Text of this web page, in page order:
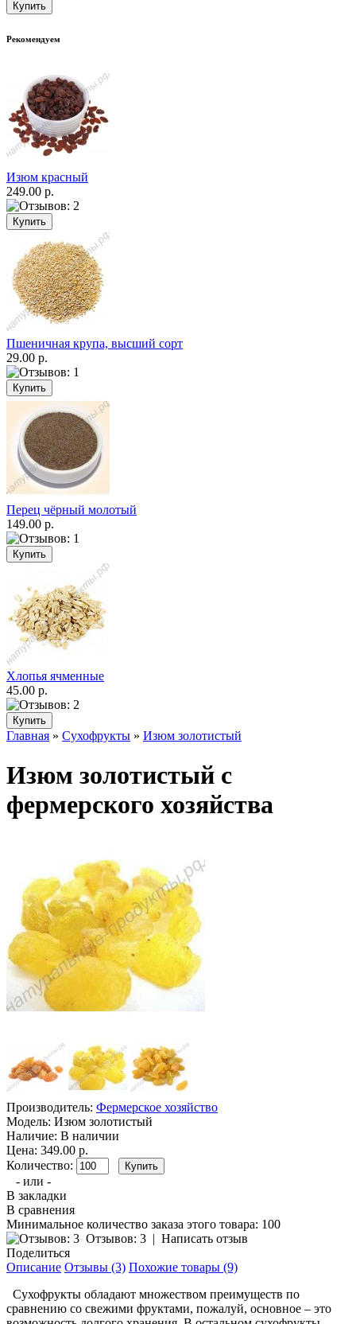
Рекомендуем
Изюм красный
249.00 р.
Пшеничная крупа, высший сорт
29.00 р.
Перец чёрный молотый
149.00 р.
Хлопья ячменные
45.00 р.
Главная » Сухофрукты » Изюм золотистый
Изюм золотистый с
фермерского хозяйства
Производитель: Фермерское хозяйство
Модель: Изюм золотистый
Наличие: В наличии
Цена: 349.00 р.
Количество:
- или -
В закладки
В сравнения
Минимальное количество заказа этого товара: 100
Отзывов: 3 | Написать отзыв
Поделиться
Описание Отзывы (3) Похожие товары (9)
Сухофрукты обладают множеством преимуществ по
сравнению со свежими фруктами, пожалуй, основное – это